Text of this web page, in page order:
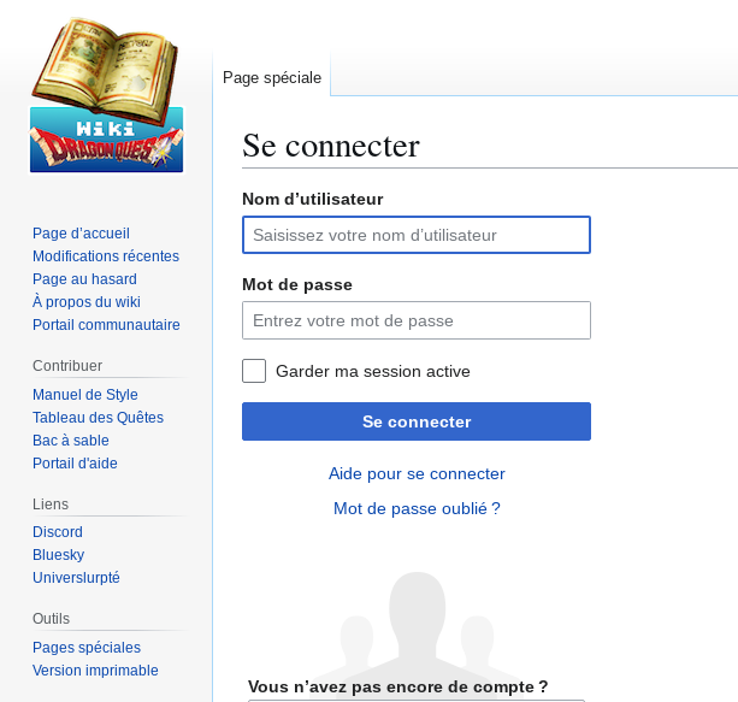
Se connecter
Aller
la
navigation
Aller
la
recherche
Nom d’utilisateur
Mot de passe
Garder ma session active
Se connecter
Aide pour se connecter
Mot de passe oublié ?
Vous n’avez pas encore de compte ?
Page spéciale
Page d’accueil
Modifications récentes
Page au hasard
À propos du wiki
Portail communautaire
Contribuer
Manuel de Style
Tableau des Quêtes
Bac à sable
Portail d'aide
Liens
Discord
Bluesky
Universlurpté
Outils
Pages spéciales
Version imprimable